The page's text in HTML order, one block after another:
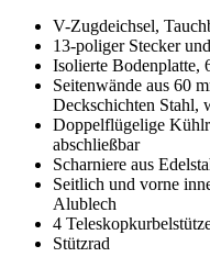
V-Zugdeichsel,
13-poliger Stecker
Isolierte Bodenplatte,
Seitenwände aus 60
Deckschichten Stahl,
Doppelflügelige
abschließbar
Scharniere aus
Seitlich und vorne
Alublech
4
Stützrad